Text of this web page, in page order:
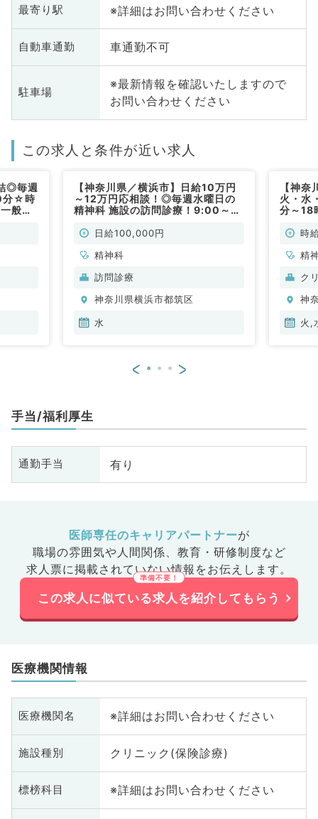
最寄り駅 ※詳細はお問い合わせください
自動車通勤 車通勤不可
駐車場
※最新情報を確認いたしますので
お問い合わせください
この求人と条件が近い求人
◎毎週
分☆時
般外
【神奈川県／横浜市】日給10万円
～12万円応相談！◎毎週水曜日の
精神科 施設の訪問診療！9:00～
★（精神科／非常勤）
日給100,000円
精神科
訪問診療
神奈川県横浜市都筑区
水
【神
火・水
分～
（精時
精
ク
神
火,
< >
手当/福利厚生
通勤手当 有り
医師専任のキャリアパートナーが
職場の雰囲気や人間関係、 教育・研修制度など
求人票に掲載されていない情報をお伝えします。
この求人に似ている求人を紹介してもらう
医療機関情報
医療機関名 ※詳細はお問い合わせください
施設種別 クリニック(保険診療)
標榜科目 ※詳細はお問い合わせください